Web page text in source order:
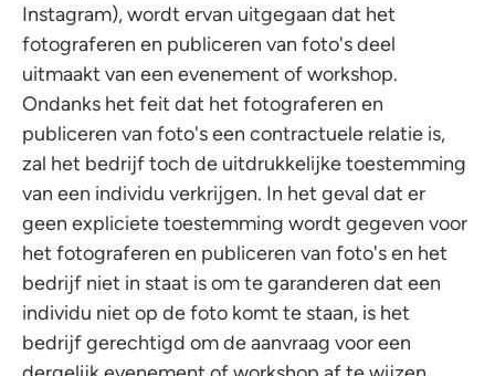
Instagram), wordt ervan uitgegaan dat het
fotograferen en publiceren van foto's deel
uitmaakt van een evenement of workshop.
Ondanks het feit dat het fotograferen en
publiceren van foto's een contractuele relatie is,
zal het bedrijf toch de uitdrukkelijke toestemming
van een individu verkrijgen. In het geval dat er
geen expliciete toestemming wordt gegeven voor
het fotograferen en publiceren van foto's en het
bedrijf niet in staat is om te garanderen dat een
individu niet op de foto komt te staan, is het
bedrijf gerechtigd om de aanvraag voor een